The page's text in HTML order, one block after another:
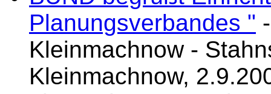
Planungsverbandes "
Kleinmachnow -
Kleinmachnow,